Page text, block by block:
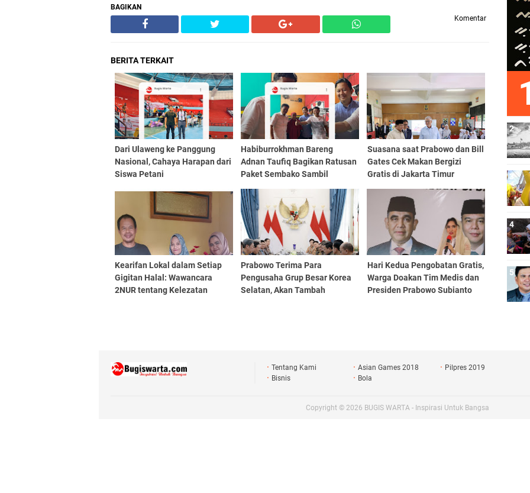
BAGIKAN
Komentar
BERITA TERKAIT
Dari Ulaweng ke Panggung
Nasional, Cahaya Harapan dari
Siswa Petani
Habiburrokhman Bareng
Adnan Taufiq Bagikan Ratusan
Paket Sembako Sambil
Prabowo
Suasana saat Prabowo dan Bill
Gates Cek Makan Bergizi
Gratis di Jakarta Timur
Kearifan Lokal dalam Setiap
Gigitan Halal: Wawancara
2NUR tentang Kelezatan
Prabowo Terima Para
Pengusaha Grup Besar Korea
Selatan, Akan Tambah
Hari Kedua Pengobatan Gratis,
Warga Doakan Tim Medis dan
Presiden Prabowo Subianto
Tentang Kami Asian Games 2018
Pilpres 2019
Bisnis
Bola
Copyright © 2026 BUGIS WARTA - Inspirasi Untuk Bangsa